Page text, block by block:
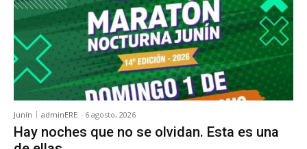
Junín adminERE - 6 agosto, 2026
Hay noches que no se olvidan. Esta es una